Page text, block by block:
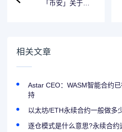
「币安」关于将
相关文章
Astar CEO：WASM智能合约
持
以太坊/ETH永续合约一般做多
逐仓模式是什么意思?永续合约